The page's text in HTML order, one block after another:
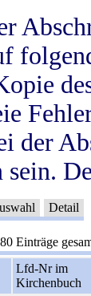
der
sein.
Detail
Einträge
Lfd-Nr im
Kirchenbuch